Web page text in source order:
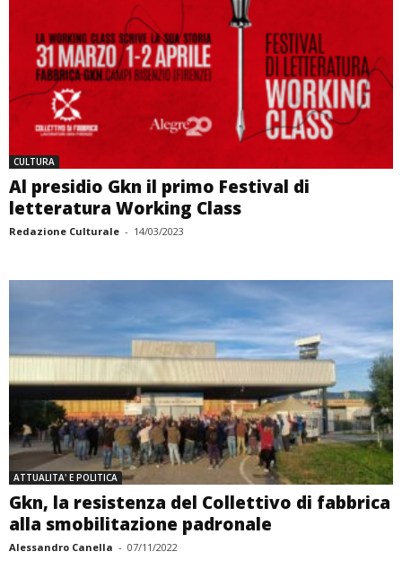
CULTURA
Al presidio Gkn il primo Festival di
letteratura Working Class
Redazione Culturale - 14/03/2023
ATTUALITA' E POLITICA
Gkn, la resistenza del Collettivo di fabbrica
alla smobilitazione padronale
Alessandro Canella - 07/11/2022